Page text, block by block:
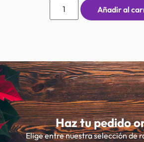
Añadir al
Haz tu pedido
Elige entre nuestra selección de